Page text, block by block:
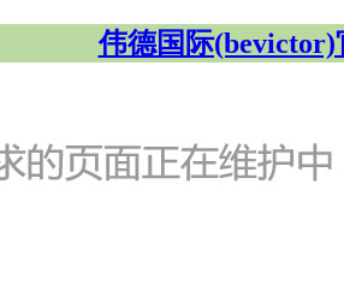
伟德国际(bevictor)